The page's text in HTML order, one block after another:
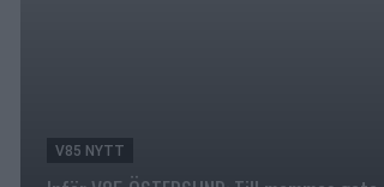
V85 NYTT